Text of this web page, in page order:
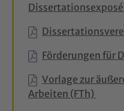
Förderungen für
Vorlage zur
Arbeiten (FTh)